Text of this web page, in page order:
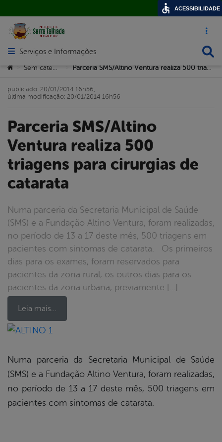
Acesso
Abrir menu principal de navegação
Serviços e Informações
Você está aqui:
> >
Parceria SMS/Altino
Ventura realiza 500
triagens para cirurgias de
catarata
Numa parceria da Secretaria Municipal de Saúde
(SMS) e a Fundação Altino Ventura, foram realizadas,
no período de 13 a 17 deste mês, 500 triagens em
pacientes com sintomas de catarata. Os primeiros
dias para os exames, foram reservados para
pacientes da zona rural, os outros dias para os
pacientes da zona urbana, previamente […]
Leia mais…
publicado: 20/01/2014 16h56,
última modificação: 20/01/2014 16h56
Numa parceria da Secretaria Municipal de Saúde
(SMS) e a Fundação Altino Ventura, foram realizadas,
no período de 13 a 17 deste mês, 500 triagens em
pacientes com sintomas de catarata.
ACESSIBILIDADE